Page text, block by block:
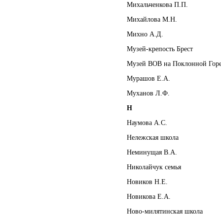
Михальченкова П.П.
Михайлова М.Н.
Михно А.Д.
Музей-крепость Брест
Музей ВОВ на Поклонной
Мурашов Е.А.
Муханов Л.Ф.
Н
Наумова А.С.
Нележская школа
Неминущая В.А.
Николайчук семья
Новиков Н.Е.
Новикова Е.А.
Ново-милятинская школа